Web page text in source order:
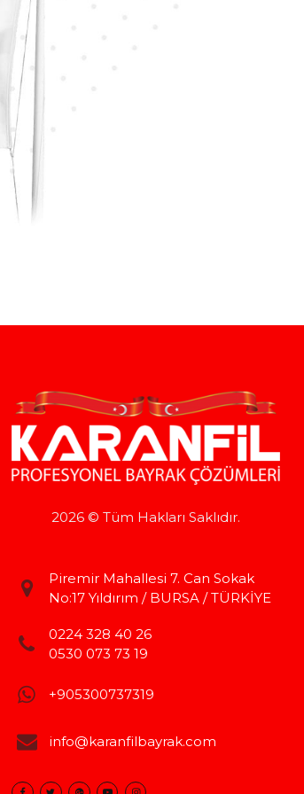
2026 © Tüm Hakları Saklıdır.
Piremir Mahallesi 7. Can Sokak
No:17 Yıldırım / BURSA / TÜRKİYE
0224 328 40 26
0530 073 73 19
+905300737319
info@karanfilbayrak.com